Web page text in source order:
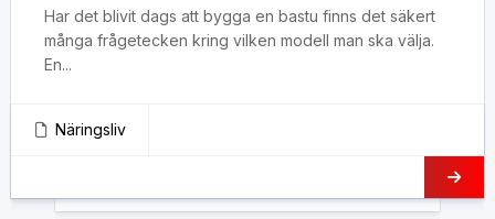
Har det blivit dags att bygga en bastu finns det säkert
många frågetecken kring vilken modell man ska välja.
En...
Näringsliv